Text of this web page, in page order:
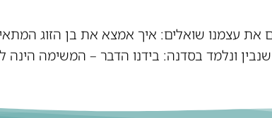
את עצמנו שואלים: איך אמצא את בן הזוג
ונלמד בסדנה: בידנו הדבר – המשימה הינה